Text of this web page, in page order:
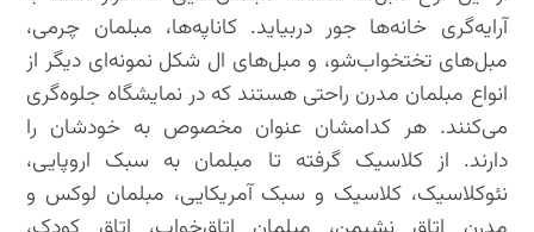
آرایه‌گری خانه‌ها جور دربیاید. کاناپه‌ها، مبلمان چرمی،
مبل‌های تختخواب‌شو، و مبل‌های ال شکل نمونه‌ای دیگر از
انواع مبلمان مدرن راحتی هستند که در نمایشگاه جلوه‌گری
می‌کنند. هر کدامشان عنوان مخصوص به خودشان را
دارند. از کلاسیک گرفته تا مبلمان به سبک اروپایی،
نئوکلاسیک، کلاسیک و سبک آمریکایی، مبلمان لوکس و